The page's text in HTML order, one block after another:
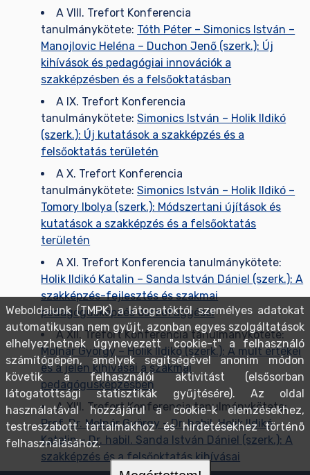
A VIII. Trefort Konferencia
tanulmánykötete: Tóth Péter – Simonics István –
Manojlovic Heléna – Duchon Jenő (szerk.): Új
kihívások és pedagógiai innovációk a
szakképzésben és a felsőoktatásban
A IX. Trefort Konferencia
tanulmánykötete:Simonics István – Holik Ildikó
(szerk.): Új kutatások a szakképzés és a
felsőoktatás területén
A X. Trefort Konferencia
tanulmánykötete:Simonics István – Holik Ildikó –
Tomory Ibolya (szerk.): Módszertani újítások és
kutatások a szakképzés és a felsőoktatás
területén
A XI. Trefort Konferencia tanulmánykötete:
Holik Ildikó Katalin – Sanda István Dániel (szerk.): A
szakképzés-fejlesztés és szakmai
pedagógusképzés összefüggései
A XII. Trefort Konferencia tanulmánykötete:
Molnár György – Holik Ildikó (szerk.): A múlt értékei
és a jelen kihívásai a szakmai
pedagógusképzésben
A XIII. Trefort Konferencia tanulmánykötete:
Prof. Dr. Molnár György - Dr. habil. Holik Ildikó
Katalin – Dr. habil. Sanda István Dániel (szerk.): A
szakképzés és a felsőoktatás kihívásai
Weboldalunk (TMPK) a látogatóktól személyes adatokat
automatikusan nem gyűjt, azonban egyes szolgáltatások
elhelyezhetnek úgynevezett "cookie-t" a felhasználó
számítógépén, amelyek segítségével anonim módon
követik a felhasználói aktivitást (elsősorban
látogatottsági statisztikák gyűjtésére). Az oldal
használatával hozzájárul a cookie-k elemzésekhez,
testreszabott tartalmakhoz és hirdetésekhez történõ
felhasználásához.